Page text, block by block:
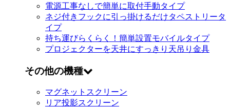
電源工事なしで簡単に取付手動タイプ
ネジ付きフックに引っ掛けるだけタペストリータ
イプ
持ち運びらくらく！簡単設置モバイルタイプ
プロジェクターを天井にすっきり 天吊り金具
その他の機種
マグネットスクリーン
リア投影スクリーン